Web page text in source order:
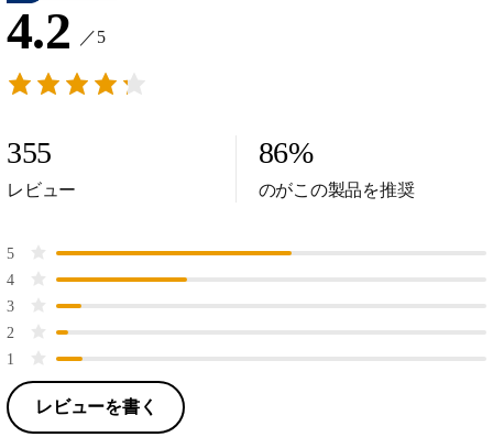
4.2 ／5
355
レビュー
86%
のがこの製品を推奨
5
4
3
2
1
レビューを書く